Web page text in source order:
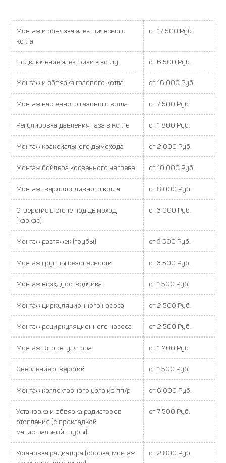
Монтаж и обвязка электрического
котла
от 17 500 Руб.
Подключение электрики к котлу от 6 500 Руб.
Монтаж и обвязка газового котла от 16 000 Руб.
Монтаж настенного газового котла от 7 500 Руб.
Регулировка давления газа в котле от 1 800 Руб.
Монтаж коаксиального дымохода от 2 000 Руб.
Монтаж бойлера косвенного нагрева от 10 000 Руб.
Монтаж твердотопливного котла от 8 000 Руб.
Отверстие в стене под дымоход
(каркас)
от 3 000 Руб.
Монтаж растяжек (трубы) от 3 500 Руб.
Монтаж группы безопасности от 3 500 Руб.
Монтаж возхдуоотводчика от 1 500 Руб.
Монтаж циркуляционного насоса от 2 500 Руб.
Монтаж рециркуляционного насоса от 2 500 Руб.
Монтаж тягорегулятора от 1 200 Руб.
Сверление отверстий от 1 500 Руб.
Монтаж коллекторного узла из пп/р от 6 000 Руб.
Установка и обвязка радиаторов
отопления (с прокладкой
магистральной трубы)
от 7 500 Руб.
Установка радиатора (сборка, монтаж
от 2 800 Руб.